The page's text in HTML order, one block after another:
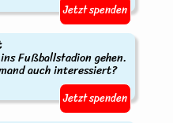
Jetzt spenden
Fußballstadion gehen.
auch interessiert?
Jetzt spenden